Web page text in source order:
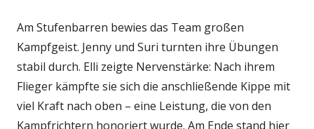
Am Stufenbarren bewies das Team großen
Kampfgeist. Jenny und Suri turnten ihre Übungen
stabil durch. Elli zeigte Nervenstärke: Nach ihrem
Flieger kämpfte sie sich die anschließende Kippe mit
viel Kraft nach oben – eine Leistung, die von den
Kampfrichtern honoriert wurde. Am Ende stand hier